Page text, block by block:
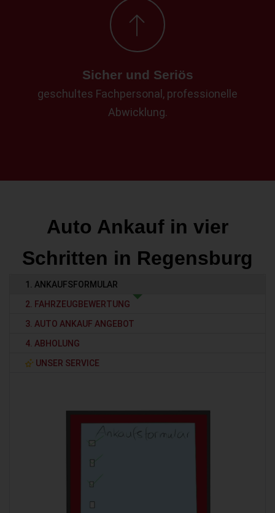
Sicher und Seriös
geschultes Fachpersonal, professionelle
Abwicklung.
Auto Ankauf in vier
Schritten in Regensburg
1. ANKAUFSFORMULAR
2. FAHRZEUGBEWERTUNG
3. AUTO ANKAUF ANGEBOT
4. ABHOLUNG
UNSER SERVICE